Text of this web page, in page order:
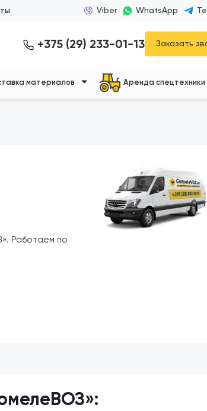
Viber WhatsApp
+375 (29) 233-01-13 Заказать
материалов Аренда спецтехники
Работаем по